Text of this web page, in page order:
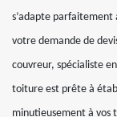
s’adapte parfaitement
votre demande de
couvreur, spécialiste
toiture est prête à
minutieusement à vos